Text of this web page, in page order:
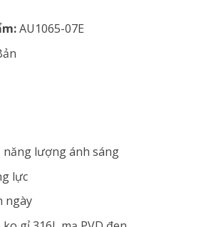
AU1065-07E
năng lượng ánh sáng
lực
ngày